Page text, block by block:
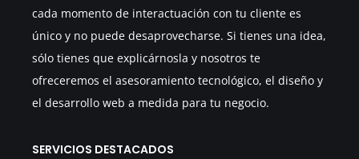
cada momento de interactuación con tu cliente es
único y no puede desaprovecharse. Si tienes una idea,
sólo tienes que explicárnosla y nosotros te
ofreceremos el asesoramiento tecnológico, el diseño y
el desarrollo web a medida para tu negocio.
SERVICIOS DESTACADOS